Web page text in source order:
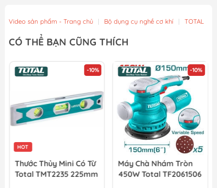
Video sản phẩm - Trang chủ | Bộ dụng cụ nghề cơ khí | TOTAL
CÓ THỂ BẠN CŨNG THÍCH
-10%
HOT
Thước Thủy Mini Có Từ
Total TMT2235 225mm
-10%
Máy Chà Nhám Tròn
450W Total TF2061506